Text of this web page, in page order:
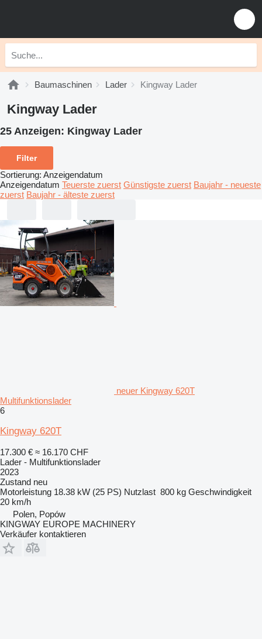
Baumaschinen Lader Kingway Lader
Kingway Lader
25 Anzeigen: Kingway Lader
Filter
Sortierung: Anzeigendatum
Anzeigendatum Teuerste zuerst Günstigste zuerst Baujahr - neueste
zuerst Baujahr - älteste zuerst
neuer Kingway 620T
Multifunktionslader
6
Kingway 620T
17.300 € ≈ 16.170 CHF
Lader - Multifunktionslader
2023
Zustand neu
Motorleistung 18.38 kW (25 PS) Nutzlast 800 kg Geschwindigkeit
20 km/h
Polen, Popów
KINGWAY EUROPE MACHINERY
Verkäufer kontaktieren